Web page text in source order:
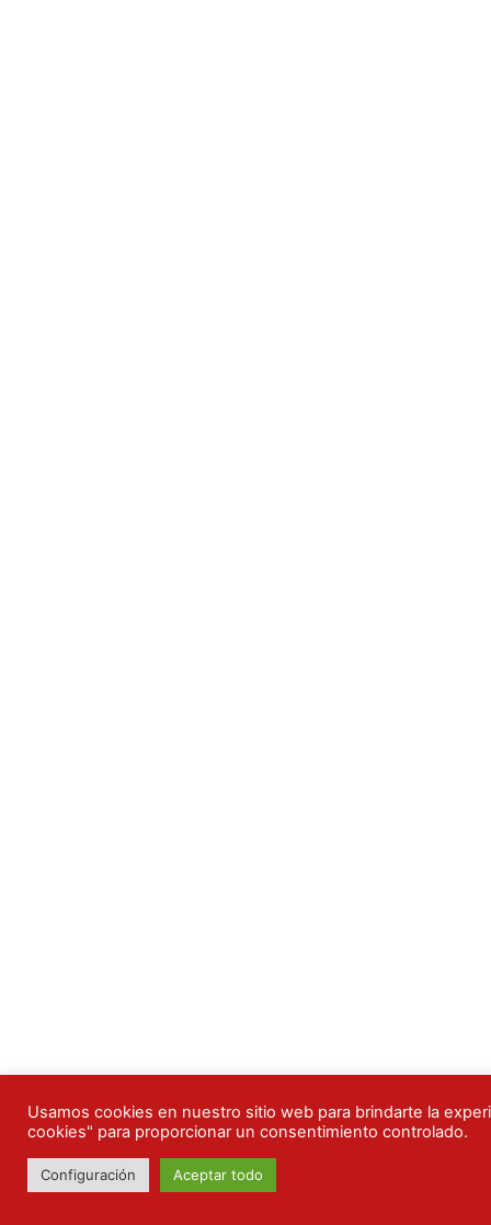
Usamos cookies en nuestro sitio web para brindarte la
cookies" para proporcionar un consentimiento controlado.
Configuración Aceptar todo